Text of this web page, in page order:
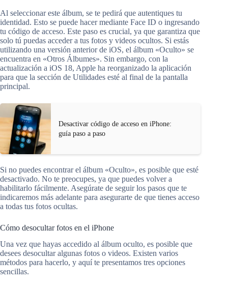
Al seleccionar este álbum, se te pedirá que autentiques tu
identidad. Esto se puede hacer mediante Face ID o ingresando
tu código de acceso. Este paso es crucial, ya que garantiza que
solo tú puedas acceder a tus fotos y videos ocultos. Si estás
utilizando una versión anterior de iOS, el álbum «Oculto» se
encuentra en «Otros Álbumes». Sin embargo, con la
actualización a iOS 18, Apple ha reorganizado la aplicación
para que la sección de Utilidades esté al final de la pantalla
principal.
Desactivar código de acceso en iPhone:
guía paso a paso
Si no puedes encontrar el álbum «Oculto», es posible que esté
desactivado. No te preocupes, ya que puedes volver a
habilitarlo fácilmente. Asegúrate de seguir los pasos que te
indicaremos más adelante para asegurarte de que tienes acceso
a todas tus fotos ocultas.
Cómo desocultar fotos en el iPhone
Una vez que hayas accedido al álbum oculto, es posible que
desees desocultar algunas fotos o videos. Existen varios
métodos para hacerlo, y aquí te presentamos tres opciones
sencillas.